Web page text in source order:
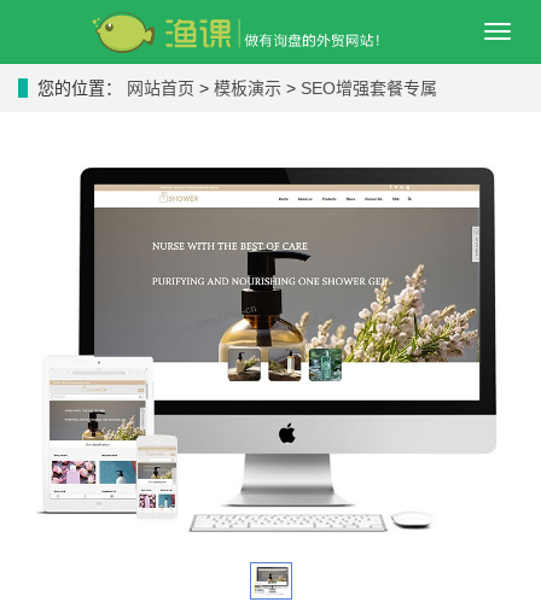
导
您的位置： 网站首页 > 模板演示 > SEO增强套餐专属